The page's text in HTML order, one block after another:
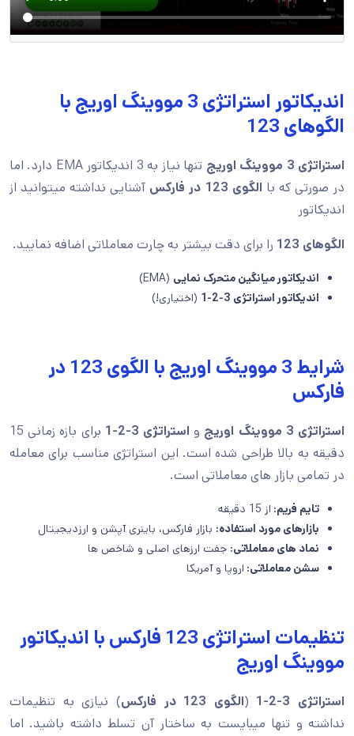
اندیکاتور استراتژی 3 مووینگ اوریج با
الگوهای 123
استراتژی 3 مووینگ اوریج
تنها نیاز به 3 اندیکاتور EMA دارد. اما
در صورتی که با الگوی 123 در فارکس
آشنایی نداشته میتوانید از
اندیکاتور
الگوهای 123 را برای دقت بیشتر به چارت معاملاتی اضافه نمایید.
اندیکاتور میانگین متحرک نمایی (EMA)
اندیکاتور استراتژی 3-2-1
(اختیاری!)
شرایط 3 مووینگ اوریج با الگوی 123 در
فارکس
استراتژی 3 مووینگ اوریج و استراتژی 3-2-1
برای بازه زمانی 15
دقیقه به بالا طراحی شده است. این استراتژی مناسب برای معامله
در تمامی بازار های معاملاتی است.
تایم فریم: از 15 دقیقه
بازارهای مورد استفاده: بازار فارکس، باینری آپشن و ارزدیجیتال
نماد های معاملاتی: جفت ارزهای اصلی و شاخص ها
سشن معاملاتی: اروپا و آمریکا
تنظیمات استراتژی 123 فارکس با اندیکاتور
مووینگ اوریج
استراتژی 3-2-1 (الگوی 123 در فارکس
) نیازی به تنظیمات
نداشته و تنها میبایست به ساختار آن تسلط داشته باشید. اما